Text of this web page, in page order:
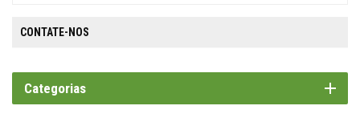
CONTATE-NOS
Categorias